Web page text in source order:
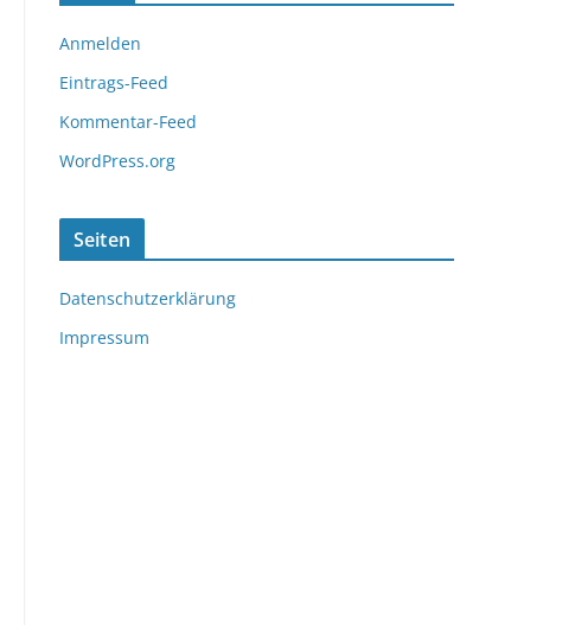
Anmelden
Eintrags-Feed
Kommentar-Feed
WordPress.org
Seiten
Datenschutzerklärung
Impressum